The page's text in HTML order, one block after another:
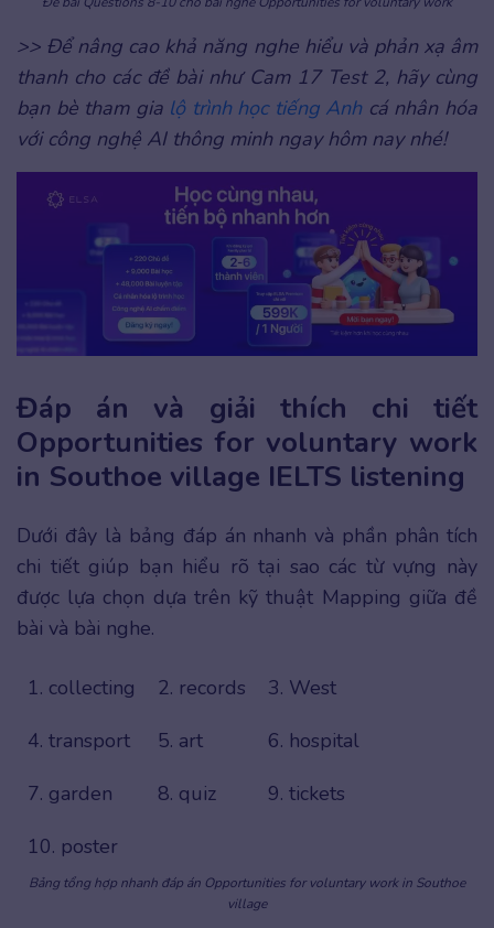
>> Để nâng cao khả năng nghe hiểu và phản xạ âm
thanh cho các đề bài như Cam 17 Test 2, hãy cùng
bạn bè tham gia lộ trình học tiếng Anhcá nhân hóa
với công nghệ AI thông minh ngay hôm nay nhé!
Đáp án và giải thích chi tiết
Opportunities for voluntary work
in Southoe village IELTS listening
Dưới đây là bảng đáp án nhanh và phần phân tích
chi tiết giúp bạn hiểu rõ tại sao các từ vựng này
được lựa chọn dựa trên kỹ thuật Mapping giữa đề
bài và bài nghe.
1. collecting 2. records
3. West
4. transport
5. art
6. hospital
7. garden
8. quiz
9. tickets
10. poster
Bảng tổng hợp nhanh đáp án Opportunities for voluntary work in Southoe
village